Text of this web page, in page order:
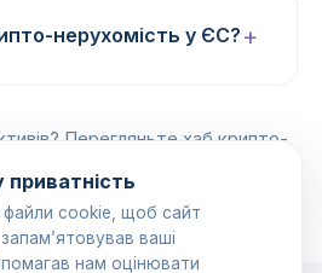
нерухомість у ЄС?
Перегляньте хаб крипто-
купівлі нерухомості за крипту
cookie, щоб сайт
ваші
нам оцінювати